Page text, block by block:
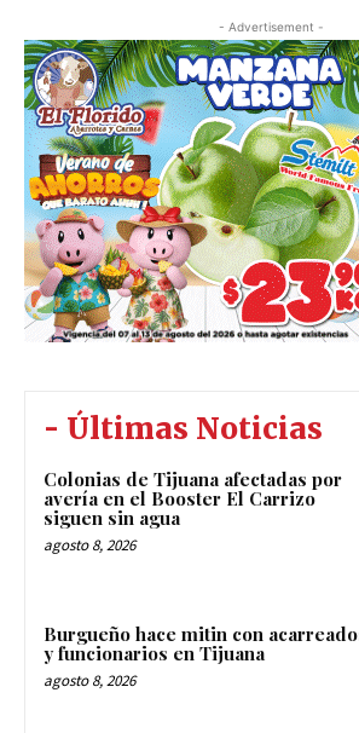
- Advertisement -
- Últimas Noticias
Colonias de Tijuana afectadas por
avería en el Booster El Carrizo
siguen sin agua
agosto 8, 2026
Burgueño hace mitin con
y funcionarios en Tijuana
agosto 8, 2026